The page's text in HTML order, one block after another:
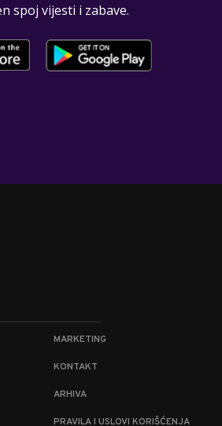
spoj vijesti i zabave.
MARKETING
KONTAKT
ARHIVA
PRAVILA I USLOVI KORIŠĆENJA